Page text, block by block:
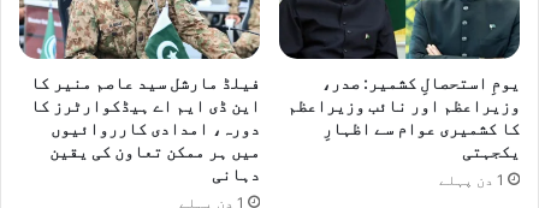
ر
ت
ی
ن
ت
یومِ استحصالِ کشمیر: صدر،
وزیراعظم اور نائب وزیراعظم
کا کشمیری عوام سے اظہارِ
یکجہتی
1 دن پہلے
فیلڈ مارشل سید عاصم منیر کا
این ڈی ایم اے ہیڈکوارٹرز کا
دورہ، امدادی کارروائیوں
میں ہر ممکن تعاون کی یقین
دہانی
1 دن پہلے